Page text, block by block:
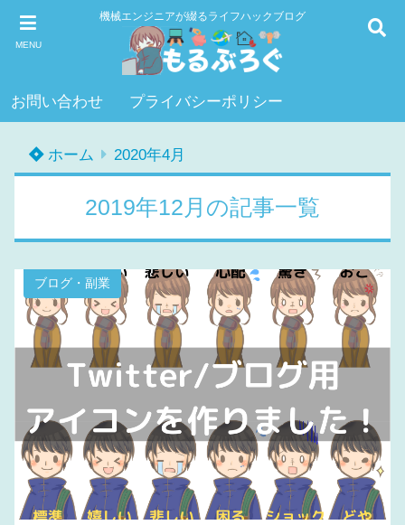
MENU
機械エンジニアが綴るライフハックブログ
お問い合わせ プライバシーポリシー
ホーム 2020年4月
2019年12月の記事一覧
ブログ・副業